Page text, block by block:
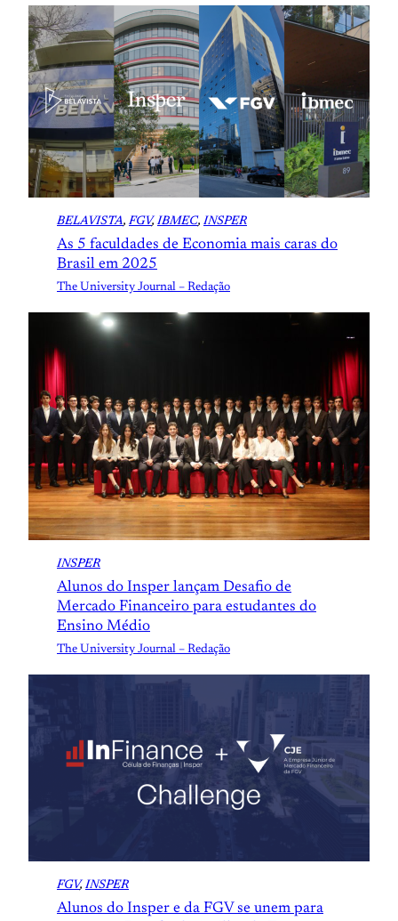
BELAVISTA, FGV, IBMEC, INSPER
As 5 faculdades de Economia mais caras do
Brasil em 2025
The University Journal – Redação
INSPER
Alunos do Insper lançam Desafio de
Mercado Financeiro para estudantes do
Ensino Médio
The University Journal – Redação
FGV, INSPER
Alunos do Insper e da FGV se unem para